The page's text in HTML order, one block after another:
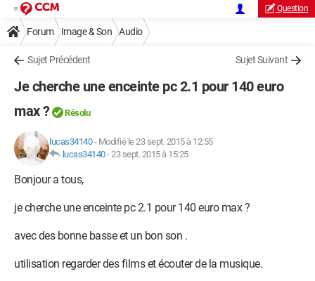
Question
Forum Image & Son Audio
Sujet Précédent Sujet Suivant
Je cherche une enceinte pc 2.1 pour 140 euro
max ?
Résolu
lucas34140- Modifié le 23 sept. 2015 à 12:55
lucas34140-23 sept. 2015 à 15:25
Bonjour a tous,
je cherche une enceinte pc 2.1 pour 140 euro max ?
avec des bonne basse et un bon son .
utilisation regarder des films et écouter de la musique.